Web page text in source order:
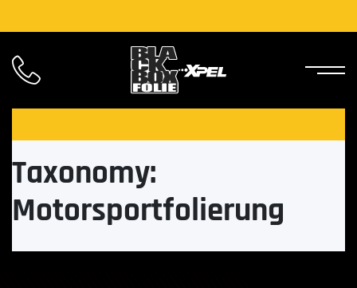
Taxonomy:
Motorsportfolierung